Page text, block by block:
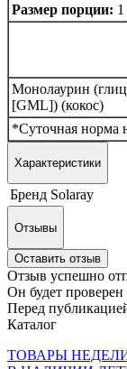
Размер порции:
Монолаурин
[GML]) (кокос)
*Суточная норма
Характеристики
Бренд Solaray
Отзывы
Оставить отзыв
Отзыв успешно
Он будет
Перед
Каталог
ТОВАРЫ